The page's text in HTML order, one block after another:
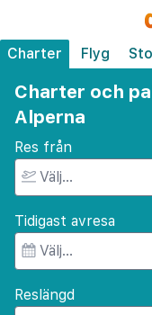
Charter Flyg
Charter och
Alperna
Res från
Tidigast avresa
Reslängd